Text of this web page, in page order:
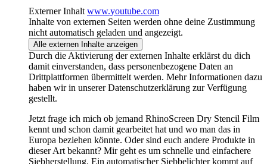
Externer Inhalt www.youtube.com
Inhalte von externen Seiten werden ohne deine Zustimmung
nicht automatisch geladen und angezeigt.
Alle externen Inhalte anzeigen
Durch die Aktivierung der externen Inhalte erklärst du dich
damit einverstanden, dass personenbezogene Daten an
Drittplattformen übermittelt werden. Mehr Informationen dazu
haben wir in unserer Datenschutzerklärung zur Verfügung
gestellt.
Jetzt frage ich mich ob jemand RhinoScreen Dry Stencil Film
kennt und schon damit gearbeitet hat und wo man das in
Europa beziehen könnte. Oder sind euch andere Produkte in
dieser Art bekannt? Mir geht es um schnelle und einfachere
Siebherstellung. Ein automatischer Siebbelichter kommt auf